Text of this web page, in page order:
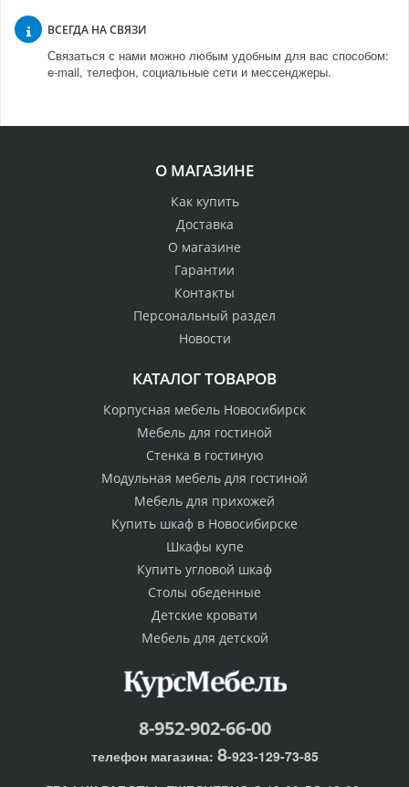
ВСЕГДА НА СВЯЗИ
Связаться с нами можно любым удобным для вас способом:
e-mail, телефон, социальные сети и мессенджеры.
О МАГАЗИНЕ
Как купить
Доставка
О магазине
Гарантии
Контакты
Персональный раздел
Новости
КАТАЛОГ ТОВАРОВ
Корпусная мебель Новосибирск
Мебель для гостиной
Стенка в гостиную
Модульная мебель для гостиной
Мебель для прихожей
Купить шкаф в Новосибирске
Шкафы купе
Купить угловой шкаф
Столы обеденные
Детские кровати
Мебель для детской
8-952-902-66-00
телефон магазина: 8-923-129-73-85